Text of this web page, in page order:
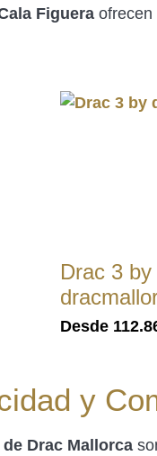
Figuera ofrecen
Drac 3 by
Desde
y
Drac Mallorca